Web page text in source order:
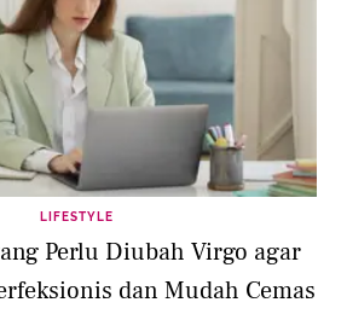
LIFESTYLE
Perlu Diubah Virgo agar
dan Mudah Cemas